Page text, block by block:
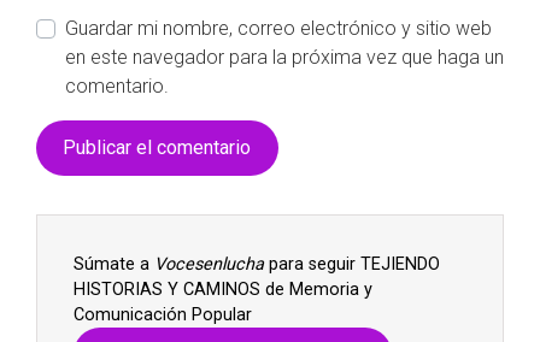
Guardar mi nombre, correo electrónico y sitio web
en este navegador para la próxima vez que haga un
comentario.
Súmate a Vocesenluchapara seguir TEJIENDO
HISTORIAS Y CAMINOS de Memoria y
Comunicación Popular